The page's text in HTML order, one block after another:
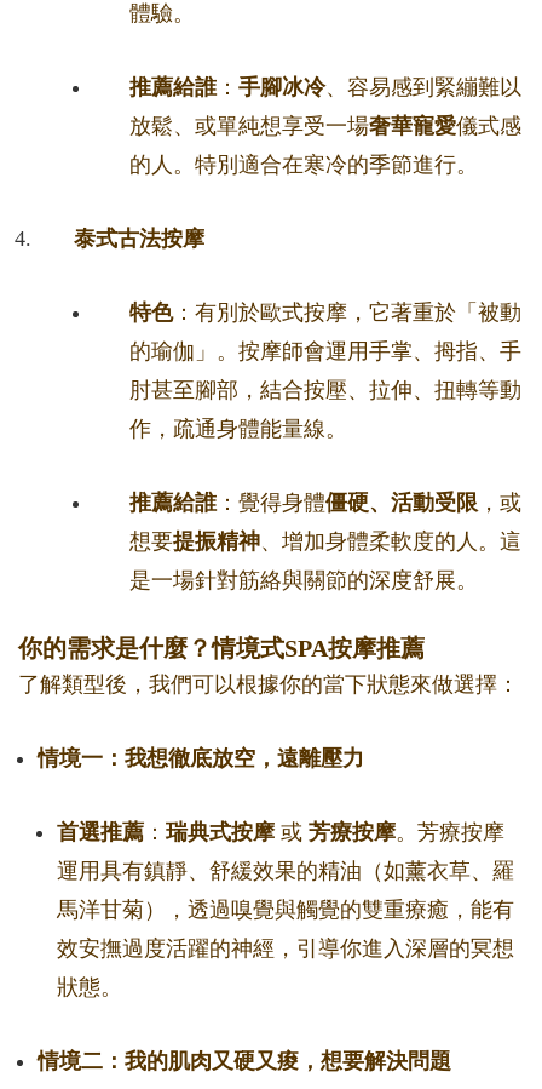
體驗。
推薦給誰： 手腳冰冷、容易感到緊繃難以
放鬆、或單純想享受一場奢華寵愛儀式感
的人。特別適合在寒冷的季節進行。
泰式古法按摩
特色：有別於歐式按摩，它著重於「被動
的瑜伽」。按摩師會運用手掌、拇指、手
肘甚至腳部，結合按壓、拉伸、扭轉等動
作，疏通身體能量線。
推薦給誰：覺得身體僵硬、活動受限 ，或
想要提振精神、增加身體柔軟度的人。這
是一場針對筋絡與關節的深度舒展。
你的需求是什麼？情境式SPA按摩推薦
了解類型後，我們可以根據你的當下狀態來做選擇：
情境一：我想徹底放空，遠離壓力
首選推薦 ： 瑞典式按摩或 芳療按摩。芳療按摩
運用具有鎮靜、舒緩效果的精油（如薰衣草、羅
馬洋甘菊），透過嗅覺與觸覺的雙重療癒，能有
效安撫過度活躍的神經，引導你進入深層的冥想
狀態。
情境二：我的肌肉又硬又痠，想要解決問題